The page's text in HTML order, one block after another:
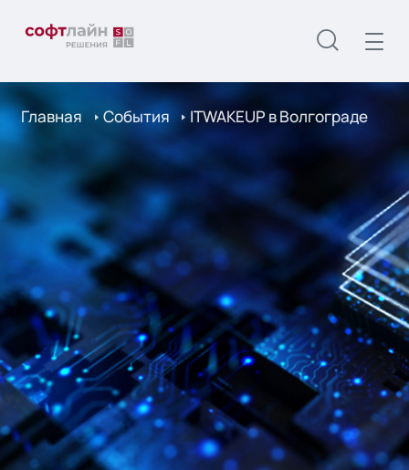
Главная События ITWAKEUP в Волгограде